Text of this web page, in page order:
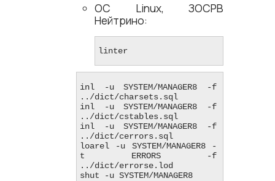
ОС Linux, ЗОСРВ
Нейтрино:
linter
inl -u SYSTEM/MANAGER8 -f
../dict/charsets.sql
inl -u SYSTEM/MANAGER8 -f
../dict/cstables.sql
inl -u SYSTEM/MANAGER8 -f
../dict/cerrors.sql
loarel -u SYSTEM/MANAGER8 -
t ERRORS -f
../dict/errorse.lod
shut -u SYSTEM/MANAGER8